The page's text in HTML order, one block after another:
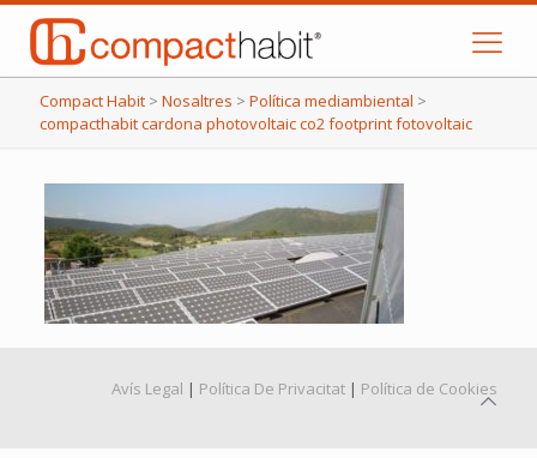
Compact Habit > Nosaltres > Política mediambiental >
compacthabit cardona photovoltaic co2 footprint fotovoltaic
Avís Legal | Política De Privacitat | Política de Cookies